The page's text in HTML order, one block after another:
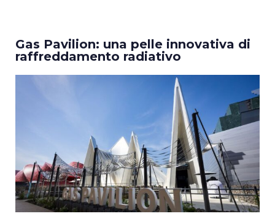
Gas Pavilion: una pelle innovativa di
raffreddamento radiativo